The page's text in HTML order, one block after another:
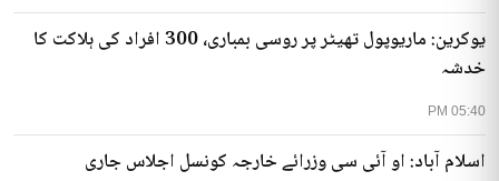
05:40 PM
یوکرین: ماریوپول تھیٹر پر روسی بمباری، 300 افراد کی ہلاکت کا
خدشہ
اسلام آباد: او آئی سی وزرائے خارجہ کونسل اجلاس جاری